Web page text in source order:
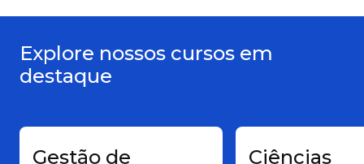
Explore nossos cursos em
destaque
Gestão de
Ciências